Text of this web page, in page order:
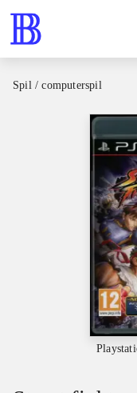
Spil / computerspil